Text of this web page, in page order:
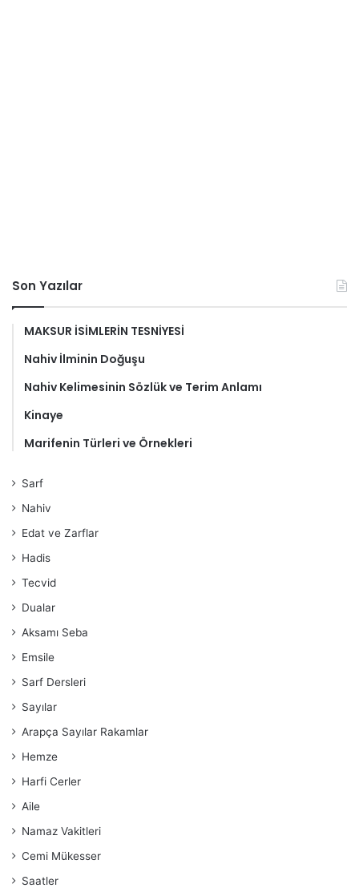
Son Yazılar
MAKSUR İSİMLERİN TESNİYESİ
Nahiv İlminin Doğuşu
Nahiv Kelimesinin Sözlük ve Terim Anlamı
Kinaye
Marifenin Türleri ve Örnekleri
Sarf
Nahiv
Edat ve Zarflar
Hadis
Tecvid
Dualar
Aksamı Seba
Emsile
Sarf Dersleri
Sayılar
Arapça Sayılar Rakamlar
Hemze
Harfi Cerler
Aile
Namaz Vakitleri
Cemi Mükesser
Saatler